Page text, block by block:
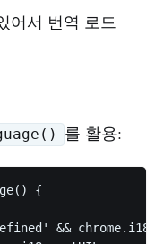
어서 번역 로드
를 활용:
{
&&